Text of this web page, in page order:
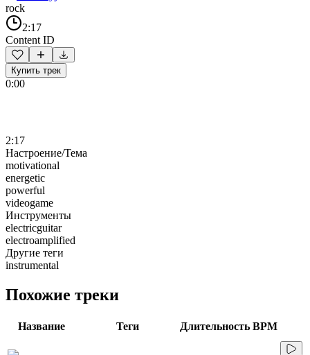
rock
2:17
Content ID
Купить трек
0:00
2:17
Настроение/Тема
motivational
energetic
powerful
videogame
Инструменты
electricguitar
electroamplified
Другие теги
instrumental
Похожие треки
Название Теги Длительность BPM